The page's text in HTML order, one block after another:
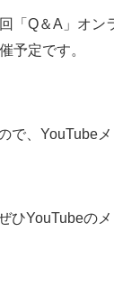
「Q＆A」オン
予定です。
で、YouTube
ひYouTubeの